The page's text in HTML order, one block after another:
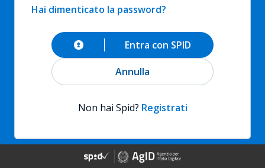
Hai dimenticato la password?
Annulla
Entra con SPID
Non hai Spid? Registrati